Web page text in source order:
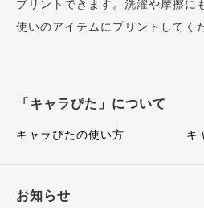
プリントできます。洗濯や摩擦に
使いのアイテムにプリントしてく
「キャラぴた」について
キャラぴたの使い方 キ
お知らせ